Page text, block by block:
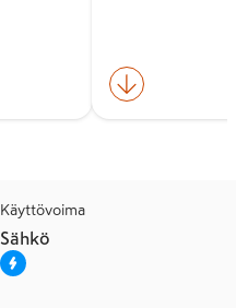
Käyttövoima
Sähkö